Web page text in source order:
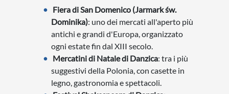
Fiera di San Domenico (Jarmark św.
Dominika): uno dei mercati all'aperto più
antichi e grandi d'Europa, organizzato
ogni estate fin dal XIII secolo.
Mercatini di Natale di Danzica: tra i più
suggestivi della Polonia, con casette in
legno, gastronomia e spettacoli.